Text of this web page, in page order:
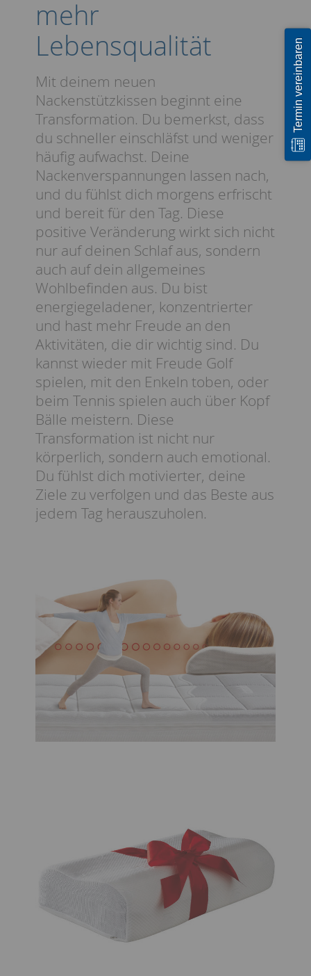
mehr
Lebensqualität
Mit deinem neuen
Nackenstützkissen beginnt eine
Transformation. Du bemerkst, dass
du schneller einschläfst und weniger
häufig aufwachst. Deine
Nackenverspannungen lassen nach,
und du fühlst dich morgens erfrischt
und bereit für den Tag. Diese
positive Veränderung wirkt sich nicht
nur auf deinen Schlaf aus, sondern
auch auf dein allgemeines
Wohlbefinden aus. Du bist
energiegeladener, konzentrierter
und hast mehr Freude an den
Aktivitäten, die dir wichtig sind. Du
kannst wieder mit Freude Golf
spielen, mit den Enkeln toben, oder
beim Tennis spielen auch über Kopf
Bälle meistern. Diese
Transformation ist nicht nur
körperlich, sondern auch emotional.
Du fühlst dich motivierter, deine
Ziele zu verfolgen und das Beste aus
jedem Tag herauszuholen.
Termin vereinbaren